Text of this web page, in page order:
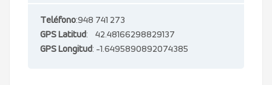
Teléfono:948 741 273
GPS Latitud: 42.48166298829137
GPS Longitud: -1.6495890892074385